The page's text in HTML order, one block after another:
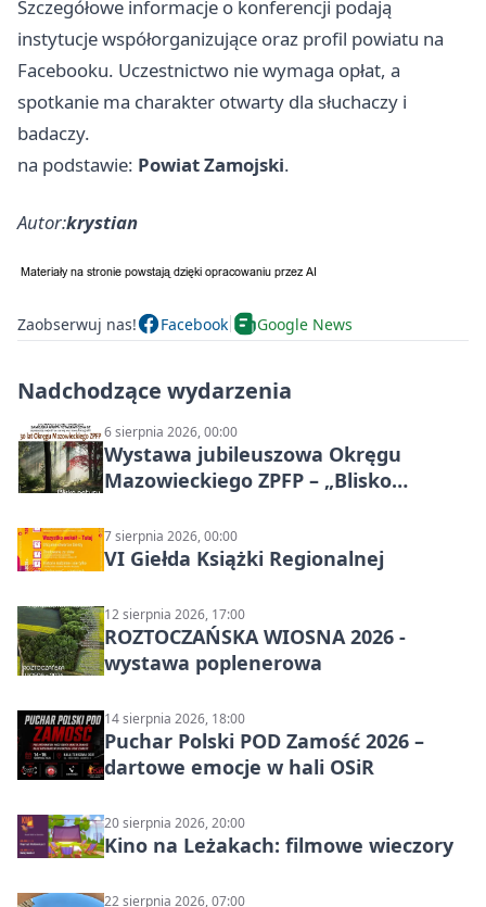
Szczegółowe informacje o konferencji podają
instytucje współorganizujące oraz profil powiatu na
Facebooku. Uczestnictwo nie wymaga opłat, a
spotkanie ma charakter otwarty dla słuchaczy i
badaczy.
na podstawie: Powiat Zamojski.
Autor:krystian
Zaobserwuj nas! Facebook Google News
Nadchodzące wydarzenia
6 sierpnia 2026, 00:00
Wystawa jubileuszowa Okręgu
Mazowieckiego ZPFP – „Blisko
7 sierpnia 2026, 00:00
VI Giełda Książki Regionalnej
12 sierpnia 2026, 17:00
ROZTOCZAŃSKA WIOSNA 2026 -
wystawa poplenerowa
14 sierpnia 2026, 18:00
Puchar Polski POD Zamość 2026 –
dartowe emocje w hali OSiR
20 sierpnia 2026, 20:00
Kino na Leżakach: filmowe wieczory
22 sierpnia 2026, 07:00